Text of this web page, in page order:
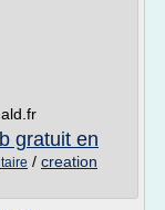
gratuit en
/ creation